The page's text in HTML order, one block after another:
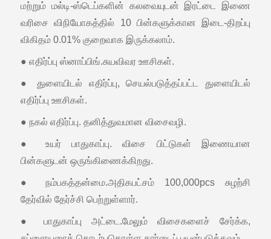
மற்றும் மல்டி-ஸ்டெப்களின் கலவையுடன் இரட்டை இணை
வரிசை விநியோகத்தில் 10 பின்களுக்கான இடை-திறப்பு
விகிதம் 0.01% குறைவாக இருக்கலாம்.
● எதிர்ப்பு ஸ்னாப்பிங்.சுயவிவர ஊசிகள்.
● துளையிடல் எதிர்ப்பு, செயல்படுத்தப்பட்ட துளையிடல்
எதிர்ப்பு ஊசிகள்.
● நகல் எதிர்ப்பு. தனித்துவமான விசைவழி.
● உயர் பாதுகாப்பு. விசை பிட்டுகள் இணையான
பின்களுடன் ஒருங்கிணைக்கிறது.
● நம்பகத்தன்மை.அதிகபட்சம் 100,000pcs சுழற்சி
தேர்வில் தேர்ச்சி பெற்றுள்ளார்.
● பாதுகாப்பு அட்டை.மேலும் விசைகளைச் சேர்க்க,